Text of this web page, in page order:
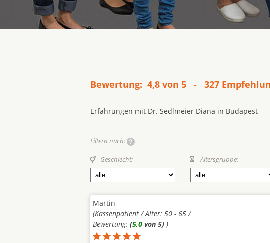
Bewertung: 4,8 von 5 - 327
Erfahrungen mit Dr. Sedlmeier Diana in Budapest
Filtern nach:
Geschlecht: Altersgruppe:
Martin
(Kassenpatient / Alter: 50 - 65 /
Bewertung: (5,0 von 5) )